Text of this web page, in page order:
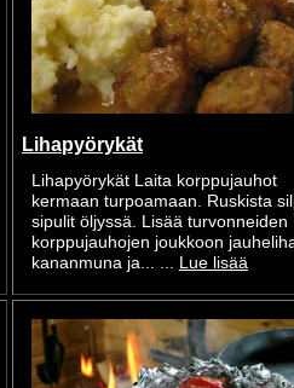
Lihapyörykät
Lihapyörykät Laita korppujauhot
kermaan turpoamaan. Ruskista
sipulit öljyssä. Lisää turvonneiden
korppujauhojen joukkoon
kananmuna ja... ...
Lue lisää